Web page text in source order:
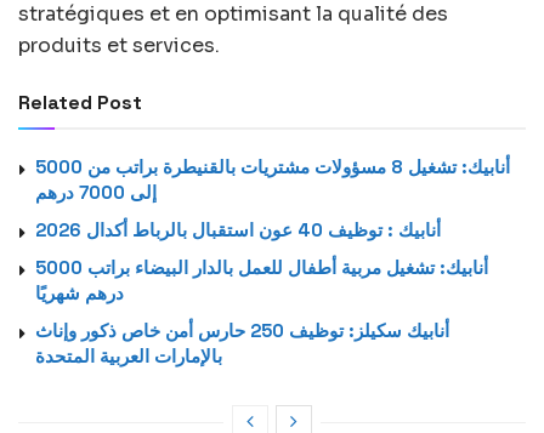
stratégiques et en optimisant la qualité des
produits et services.
Related Post
أنابيك: تشغيل 8 مسؤولات مشتريات بالقنيطرة براتب من 5000
إلى 7000 درهم
أنابيك : توظيف 40 عون استقبال بالرباط أكدال 2026
أنابيك: تشغيل مربية أطفال للعمل بالدار البيضاء براتب 5000
درهم شهريًا
أنابيك سكيلز: توظيف 250 حارس أمن خاص ذكور وإناث
بالإمارات العربية المتحدة